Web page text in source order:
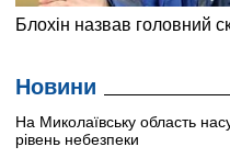
Новини
На Миколаївську область
рівень небезпеки